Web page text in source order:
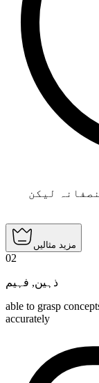
لیکن
مزید مثالیں
02
ذہین, فہیم
able to grasp
accurately